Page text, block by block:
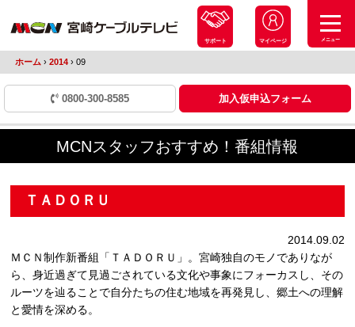
サポート マイページ メニュー
ホーム › 2014 ›09
0800-300-8585 加入仮申込フォーム
MCNスタッフおすすめ！番組情報
ＴＡＤＯＲＵ
2014.09.02
ＭＣＮ制作新番組「ＴＡＤＯＲＵ」。宮崎独自のモノでありなが
ら、身近過ぎて見過ごされている文化や事象にフォーカスし、その
ルーツを辿ることで自分たちの住む地域を再発見し、郷土への理解
と愛情を深める。